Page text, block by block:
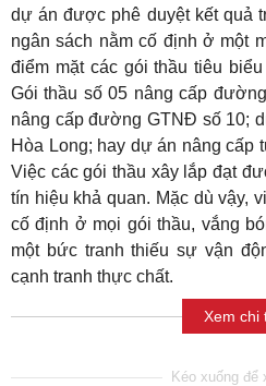
dự án được phê duyệt kết quả
ngân sách nằm cố định ở một
điểm mặt các gói thầu tiêu
Gói thầu số 05 nâng cấp
nâng cấp đường GTNĐ số 10;
Hòa Long; hay dự án nâng cấp
Việc các gói thầu xây lắp đạt
tín hiệu khả quan. Mặc dù vậy,
cố định ở mọi gói thầu, vắng
một bức tranh thiếu sự vận
cạnh tranh thực chất.
Xem chi